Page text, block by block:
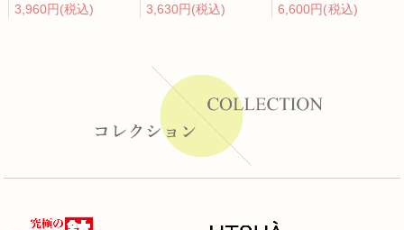
3,960円(税込)
3,630円(税込)
6,600円(税込)